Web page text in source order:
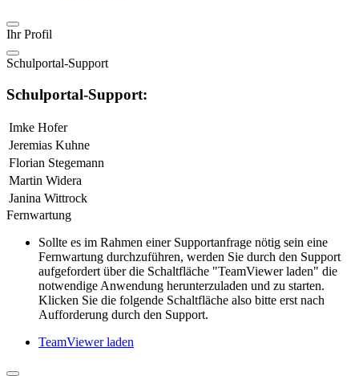
Ihr Profil
Schulportal-Support
Schulportal-Support:
Imke Hofer
Jeremias Kuhne
Florian Stegemann
Martin Widera
Janina Wittrock
Fernwartung
Sollte es im Rahmen einer Supportanfrage nötig sein eine
Fernwartung durchzuführen, werden Sie durch den Support
aufgefordert über die Schaltfläche "TeamViewer laden" die
notwendige Anwendung herunterzuladen und zu starten.
Klicken Sie die folgende Schaltfläche also bitte erst nach
Aufforderung durch den Support.
TeamViewer laden